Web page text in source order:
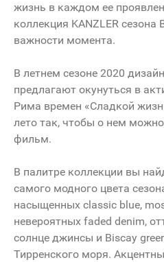
жизнь в каждом ее
коллекция KANZLER сезона
важности момента.
В летнем сезоне 2020
предлагают окунуться в
Рима времен «Сладкой
лето так, чтобы о нем
фильм.
В палитре коллекции вы
самого модного цвета
насыщенных classic blue,
невероятных faded denim,
солнце джинсы и Biscay
Тирренского моря.